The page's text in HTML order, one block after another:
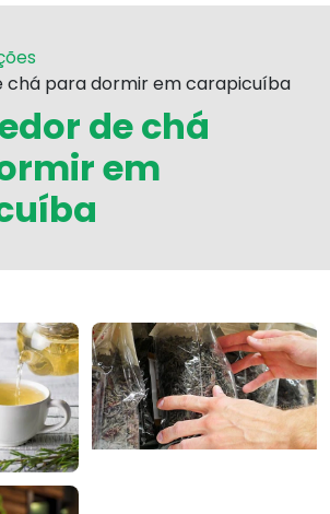
chá para dormir em carapicuíba
de chá
em